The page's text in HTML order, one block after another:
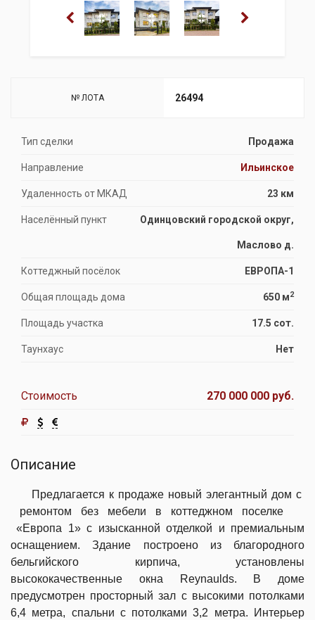
№ ЛОТА 26494
Тип сделки Продажа
Направление Ильинское
Удаленность от МКАД 23 км
Населённый пункт Одинцовский городской округ,
Маслово д.
Коттеджный посёлок ЕВРОПА-1
Общая площадь дома 650 м2
Площадь участка 17.5 сот.
Таунхаус Нет
Стоимость 270 000 000 руб.
Описание
Предлагается к продаже новый элегантный дом с
ремонтом без мебели в коттеджном поселке
«Европа 1» с изысканной отделкой и премиальным
оснащением. Здание построено из благородного
бельгийского кирпича, установлены
высококачественные окна Reynaulds. В доме
предусмотрен просторный зал с высокими потолками
6,4 метра, спальни с потолками 3,2 метра. Интерьер